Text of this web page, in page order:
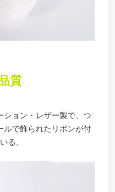
質
ション・レザー製で、つ
ルで飾られたリボンが付
る。